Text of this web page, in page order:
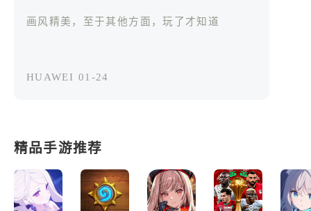
画风精美，至于其他方面，玩了才知道
HUAWEI 01-24
精品手游推荐